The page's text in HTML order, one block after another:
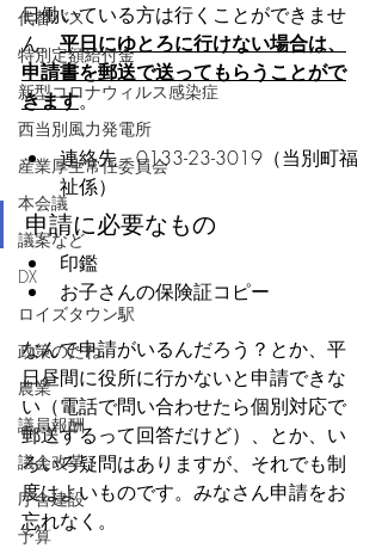
代替バス
特別定額給付金
新型コロナウィルス感染症
西当別風力発電所
産業厚生常任委員会
本会議
議案など
DX
ロイズタウン駅
政策のたね
農業
議員報酬
議会改革
庁舎建設
予算
日働いている方は行くことができませ
ん。平日にゆとろに行けない場合は、
申請書を郵送で送ってもらうことがで
きます。
連絡先　0133-23-3019（当別町福
祉係）
申請に必要なもの
印鑑
お子さんの保険証コピー
なんで申請がいるんだろう？とか、平
日昼間に役所に行かないと申請できな
い（電話で問い合わせたら個別対応で
郵送するって回答だけど）、とか、い
ろいろ疑問はありますが、それでも制
度はよいものです。みなさん申請をお
忘れなく。